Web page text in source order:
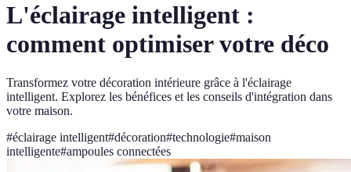
L'éclairage intelligent :
comment optimiser votre déco
Transformez votre décoration intérieure grâce à l'éclairage
intelligent. Explorez les bénéfices et les conseils d'intégration dans
votre maison.
#éclairage intelligent#décoration#technologie#maison
intelligente#ampoules connectées